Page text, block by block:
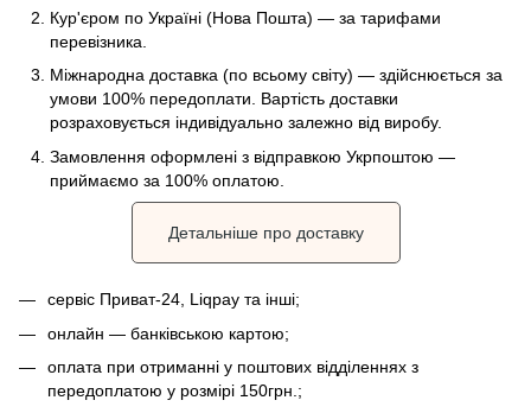
Кур'єром по Україні (Нова Пошта) — за тарифами
перевізника.
Міжнародна доставка (по всьому світу) — здійснюється за
умови 100% передоплати. Вартість доставки
розраховується індивідуально залежно від виробу.
Замовлення оформлені з відправкою Укрпоштою —
приймаємо за 100% оплатою.
Детальніше про доставку
сервіс Приват-24, Liqpay та інші;
онлайн — банківською картою;
оплата при отриманні у поштових відділеннях з
передоплатою у розмірі 150грн.;